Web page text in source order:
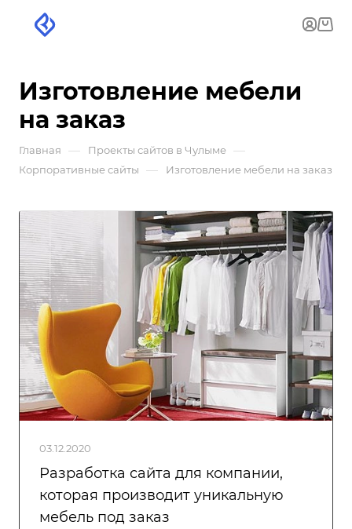
Изготовление мебели
на заказ
Главная — Проекты сайтов в Чулыме —
Корпоративные сайты — Изготовление мебели на заказ
03.12.2020
Разработка сайта для компании,
которая производит уникальную
мебель под заказ